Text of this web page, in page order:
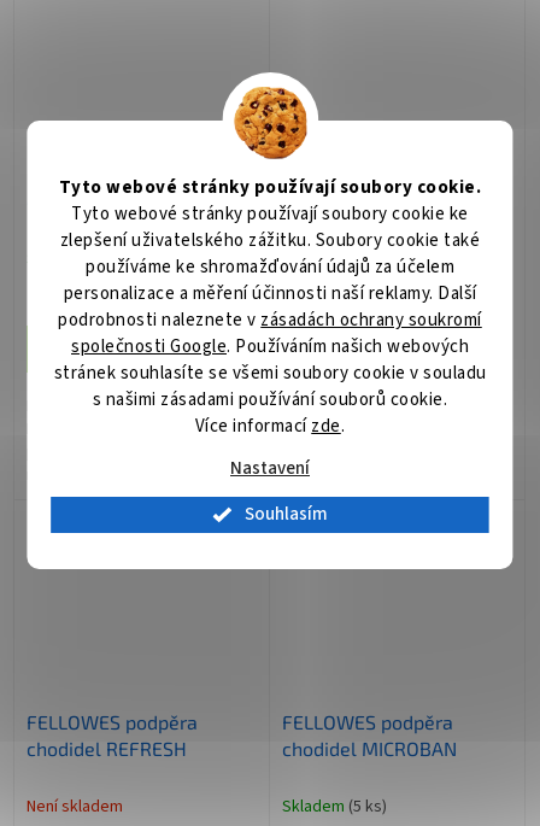
Tyto webové stránky používají soubory cookie.
Tyto webové stránky používají soubory cookie ke
zlepšení uživatelského zážitku. Soubory cookie také
používáme ke shromažďování údajů za účelem
personalizace a měření účinnosti naší reklamy. Další
podrobnosti naleznete v zásadách ochrany soukromí
společnosti Google. Používáním našich webových
stránek souhlasíte se všemi soubory cookie v souladu
s našimi zásadami používání souborů cookie.
Více informacízde.
Nastavení
Souhlasím
FELLOWES podpěra
chodidel STANDARD
Skladem(1 ks)
802 Kč
Do košíku
Fellowes Standard;
Ergonomická podpěra chodidel
nahromaděného napětí v nohou
a umožňuje řádný krevní oběh.
FELLOWES podpěra
chodidel ROCKER
Není skladem
860 Kč
Do košíku
Fellowes Rocker; Ergonomická
podpěra nohou umožňuje
zlepšovat tak krevní oběh.
Speciální zakřivenou plochu lze
také použít k masáži chodidel ,
FELLOWES podpěra
chodidel REFRESH
Není skladem
FELLOWES podpěra
chodidel MICROBAN
Skladem (5 ks)